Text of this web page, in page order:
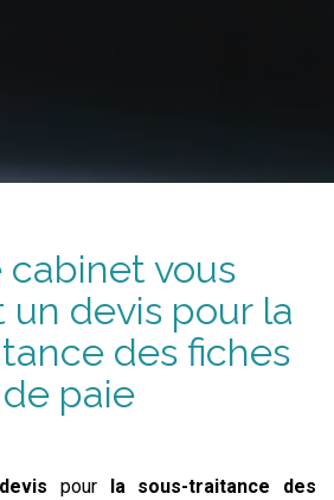
cabinet vous
un devispour la
des fiches
de paie
pour la sous-traitance
des